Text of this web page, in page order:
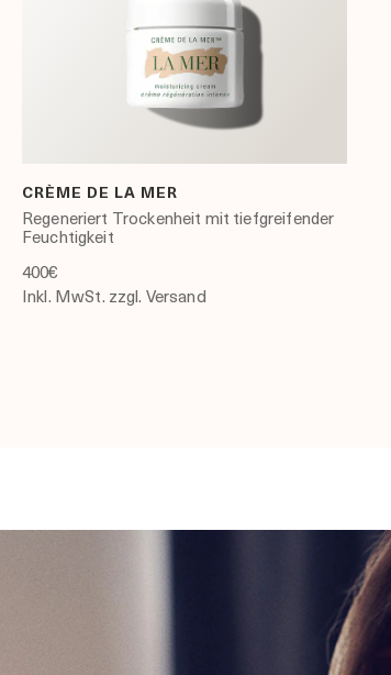
CRÈME DE LA MER
Regeneriert Trockenheit mit tiefgreifender
Feuchtigkeit
400€
Inkl. MwSt. zzgl. Versand